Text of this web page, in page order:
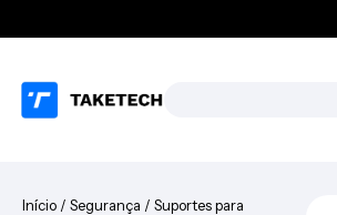
Início / Segurança / Suportes para